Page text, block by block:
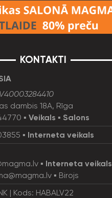
KONTAKTI
dambis 18A, Rīga
▪ Veikals ▪ Salons
▪ Interneta veikals
▪ Interneta veikals
▪ Birojs
| Kods: HABALV22